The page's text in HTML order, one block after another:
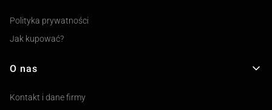
Polityka prywatności
Jak kupować?
O nas
Kontakt i dane firmy